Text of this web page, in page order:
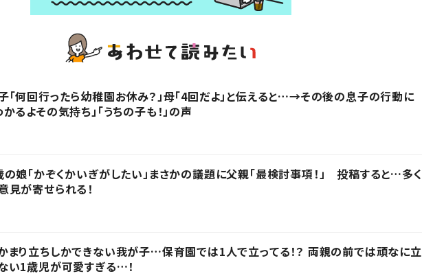
「何回行ったら幼稚園お休み？」母「4回だよ」と伝えると…→その後の息子の行動に
かるよその気持ち」「うちの子も！」の声
の娘「かぞくかいぎがしたい」まさかの議題に父親「最検討事項！」 投稿すると…多く
見が寄せられる！
まり立ちしかできない我が子…保育園では1人で立ってる！？ 両親の前では頑なに立
い1歳児が可愛すぎる…！